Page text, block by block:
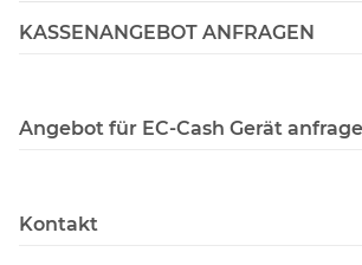
KASSENANGEBOT ANFRAGEN
Angebot für EC-Cash Gerät
Kontakt